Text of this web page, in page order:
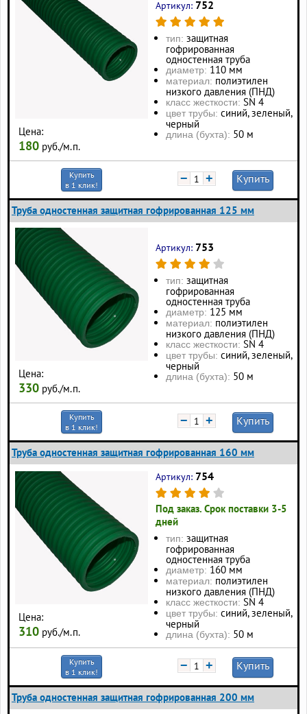
Цена:
180 руб./м.п.
Артикул: 752
тип: защитная
гофрированная
одностенная труба
диаметр: 110 мм
материал: полиэтилен
низкого давления (ПНД)
класс жесткости: SN 4
цвет трубы: синий, зеленый,
черный
длина (бухта): 50 м
Купить
в 1 клик!
− + Купить
Труба одностенная защитная гофрированная 125 мм
Цена:
330 руб./м.п.
Артикул: 753
тип: защитная
гофрированная
одностенная труба
диаметр: 125 мм
материал: полиэтилен
низкого давления (ПНД)
класс жесткости: SN 4
цвет трубы: синий, зеленый,
черный
длина (бухта): 50 м
Купить
в 1 клик!
− + Купить
Труба одностенная защитная гофрированная 160 мм
Цена:
310 руб./м.п.
Артикул: 754
Под заказ. Срок поставки 3-5
дней
тип: защитная
гофрированная
одностенная труба
диаметр: 160 мм
материал: полиэтилен
низкого давления (ПНД)
класс жесткости: SN 4
цвет трубы: синий, зеленый,
черный
длина (бухта): 50 м
Купить
в 1 клик!
− + Купить
Труба одностенная защитная гофрированная 200 мм